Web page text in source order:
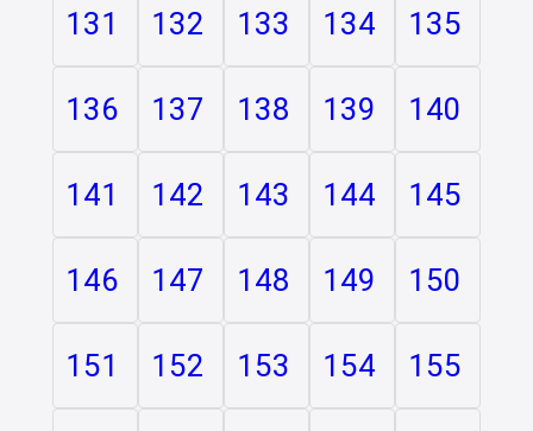
131 132 133 134 135
136 137 138 139 140
141 142 143 144 145
146 147 148 149 150
151 152 153 154 155